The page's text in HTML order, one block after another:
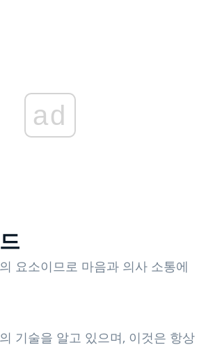
ad
요소이므로 마음과 의사 소통에
기술을 알고 있으며, 이것은 항상